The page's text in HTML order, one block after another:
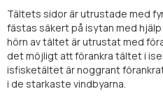
Tältets sidor är utrustade med
fästas säkert på isytan med hjälp
hörn av tältet är utrustat med
det möjligt att förankra tältet i
isfisketältet är noggrant
i de starkaste vindbyarna.